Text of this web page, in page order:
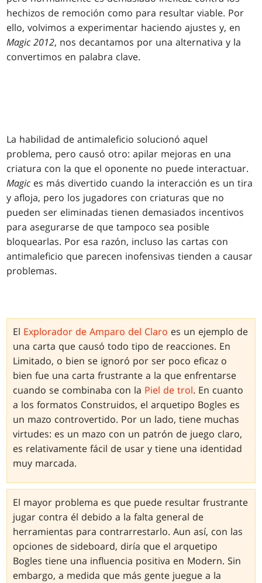
hechizos de remoción como para resultar viable. Por
ello, volvimos a experimentar haciendo ajustes y, en
Magic 2012, nos decantamos por una alternativa y la
convertimos en palabra clave.
La habilidad de antimaleficio solucionó aquel
problema, pero causó otro: apilar mejoras en una
criatura con la que el oponente no puede interactuar.
Magic es más divertido cuando la interacción es un tira
y afloja, pero los jugadores con criaturas que no
pueden ser eliminadas tienen demasiados incentivos
para asegurarse de que tampoco sea posible
bloquearlas. Por esa razón, incluso las cartas con
antimaleficio que parecen inofensivas tienden a causar
problemas.
El Explorador de Amparo del Claro es un ejemplo de
una carta que causó todo tipo de reacciones. En
Limitado, o bien se ignoró por ser poco eficaz o
bien fue una carta frustrante a la que enfrentarse
cuando se combinaba con la Piel de trol. En cuanto
a los formatos Construidos, el arquetipo Bogles es
un mazo controvertido. Por un lado, tiene muchas
virtudes: es un mazo con un patrón de juego claro,
es relativamente fácil de usar y tiene una identidad
muy marcada.
El mayor problema es que puede resultar frustrante
jugar contra él debido a la falta general de
herramientas para contrarrestarlo. Aun así, con las
opciones de sideboard, diría que el arquetipo
Bogles tiene una influencia positiva en Modern. Sin
embargo, a medida que más gente juegue a la